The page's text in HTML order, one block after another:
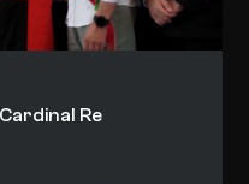
Re